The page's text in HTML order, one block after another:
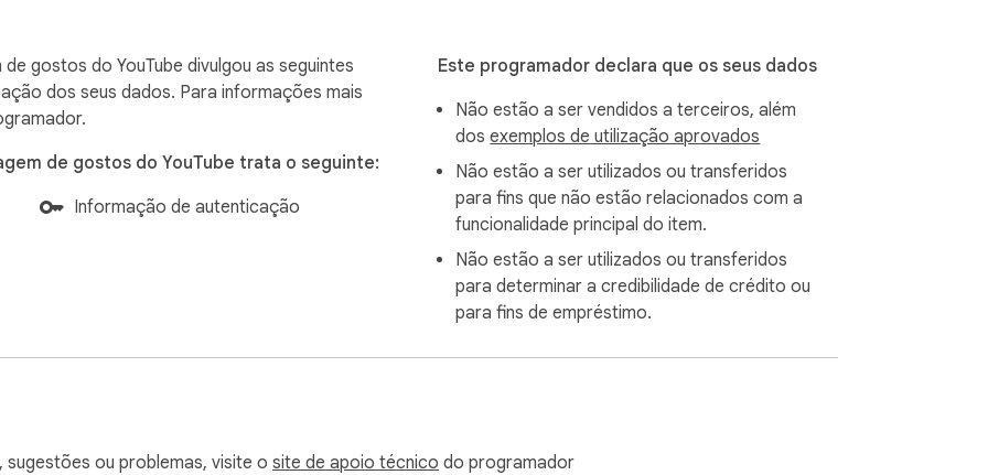
same as what you'd see after clicking
which returns the like count
— never leaked to other sites
gostos do YouTube divulgou as seguintes
dos seus dados. Para informações mais
de gostos do YouTube trata o seguinte:
Informação de autenticação
Este programador declara que os seus dados
Não estão a ser vendidos a terceiros, além
dosexemplos de utilização aprovados
Não estão a ser utilizados ou transferidos
para fins que não estão relacionados com a
funcionalidade principal do item.
Não estão a ser utilizados ou transferidos
para determinar a credibilidade de crédito ou
para fins de empréstimo.
ou problemas, visite o site de apoio técnico do programador